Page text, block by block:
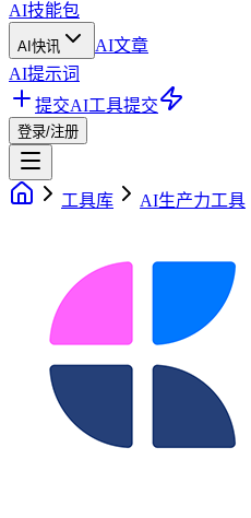
AI技能包
AI快讯
AI文章
AI提示词
提交AI工具提交
登录/注册
工具库 AI生产力工具